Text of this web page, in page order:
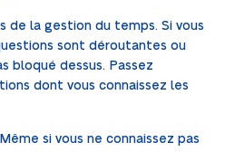
de la gestion du temps. Si vous
sont déroutantes ou
bloqué dessus. Passez
dont vous connaissez les
si vous ne connaissez pas